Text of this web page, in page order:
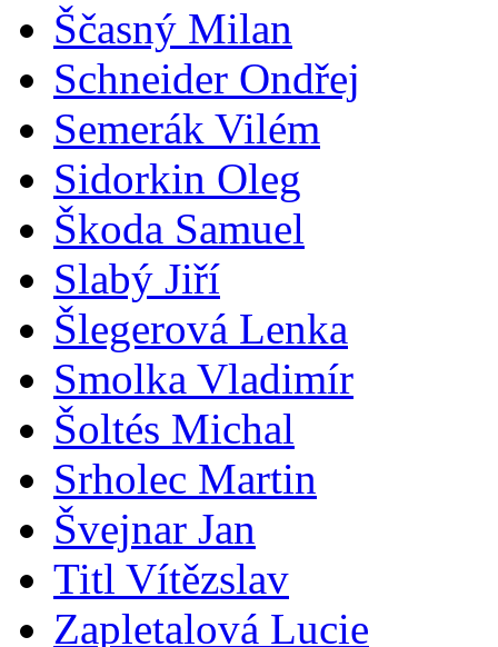
Ščasný Milan
Schneider Ondřej
Semerák Vilém
Sidorkin Oleg
Škoda Samuel
Slabý Jiří
Šlegerová Lenka
Smolka Vladimír
Šoltés Michal
Srholec Martin
Švejnar Jan
Titl Vítězslav
Zapletalová Lucie